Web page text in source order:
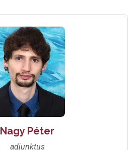
Nagy Péter
adjunktus